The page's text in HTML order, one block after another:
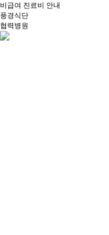
비급여 진료비 안내
풍경식단
협력병원